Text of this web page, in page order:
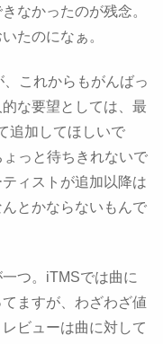
なかったのが残念。
たのになぁ。
これからもがんばっ
な要望としては、最
追加してほしいで
っと待ちきれないで
ィストが追加以降は
とかならないもんで
つ。iTMSでは曲に
ますが、わざわざ値
ビューは曲に対して